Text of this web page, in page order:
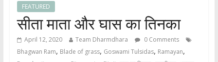
FEATURED
सीता माता और घास का तिनका
April 12, 2020 Team Dharmdhara
0 Comments
Bhagwan Ram, Blade of grass, Goswami Tulsidas, Ramayan,